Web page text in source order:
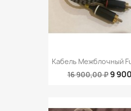
Кабель Межблочный
16 900,00 ₽ 9